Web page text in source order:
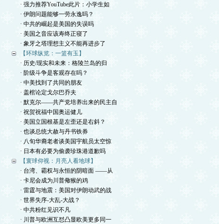
· 强力推荐YouTube此片：小学生如
· 伊朗问题能够一劳永逸吗？
· 中共的崛起是美国的失误吗
· 美国之音应该寿终正寝了
· 象牙之塔理想主义不能再进步了
【环球纵览：一篮有玉】
· 历史/现实和未来：格陵兰岛的归
· 阶级斗争是客观存在吗？
· 中美找到了共同的朋友
· 盖棺论定戈尔巴乔夫
· 默克尔——共产党培养出来的民主自
· 祝贺祝福中国奥运健儿
· 美国立国根基是左歪还是右斜？
· 也谈总统大赦与丹书铁券
· 八旬华裔老者谈美国宇航员太空惊
· 日本有必要为偷袭珍珠港道歉吗
【寰球仰视：月亮人看地球】
· 台湾、霸权与永恒的阴暗面 ——从
· 卡尼会成为川普儆猴的鸡
· 雷霆与地震：美国对伊朗动武的战
· 世界失序-大乱-大战？
· 中共粉红见识不凡
· 川普与欧洲互怼凸显欧美更多同一